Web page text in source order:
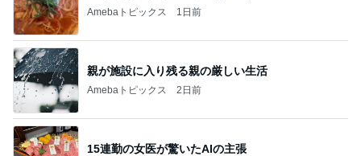
Amebaトピックス 1日前
親が施設に入り残る親の厳しい生活
Amebaトピックス 2日前
15連勤の女医が驚いたAIの主張